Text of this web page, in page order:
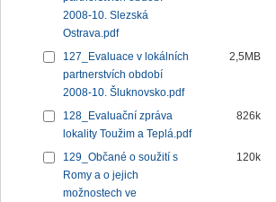
2008-10. Slezská
Ostrava.pdf
127_Evaluace v lokálních
partnerstvích období
2008-10. Šluknovsko.pdf
2,5MB
128_Evaluační zpráva
lokality Toužim a Teplá.pdf
826k
129_Občané o soužití s
Romy a o jejich
možnostech ve
120k